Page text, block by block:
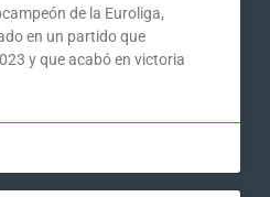
de la Euroliga,
en un partido que
y que acabó en victoria